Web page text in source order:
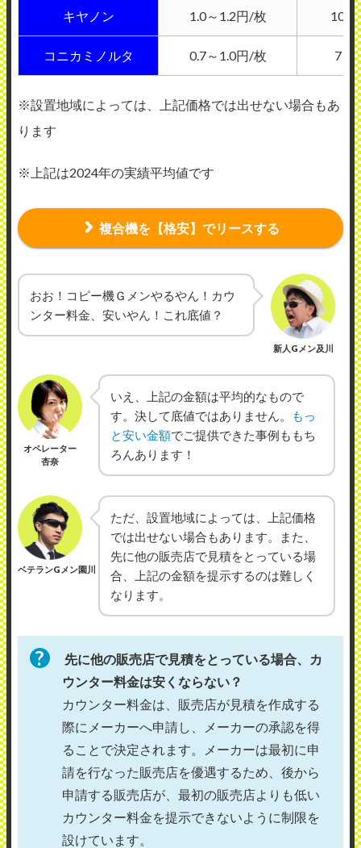
キヤノン 1.0～1.2円/枚 10
コニカミノルタ 0.7～1.0円/枚 7～
※設置地域によっては、上記価格では出せない場合もあ
ります
※上記は2024年の実績平均値です
複合機を【格安】でリースする
おお！コピー機Ｇメンやるやん！カウ
ンター料金、安いやん！これ底値？
新人Gメン及川
オペレーター
杏奈
いえ、上記の金額は平均的なもので
す。決して底値ではありません。
もっ
と安い金額でご提供できた事例ももち
ろんあります！
ベテランGメン園川
ただ、設置地域によっては、上記価格
では出せない場合もあります。また、
先に他の販売店で見積をとっている場
合、上記の金額を提示するのは難しく
なります。
先に他の販売店で見積をとっている場合、カ
ウンター料金は安くならない？
カウンター料金は、販売店が見積を作成する
際にメーカーへ申請し、メーカーの承認を得
ることで決定されます。メーカーは最初に申
請を行なった販売店を優遇するため、後から
申請する販売店が、最初の販売店よりも低い
カウンター料金を提示できないように制限を
設けています。